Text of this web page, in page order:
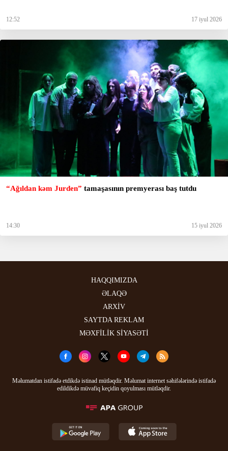
12:52 17 iyul 2026
“Ağıldan kəm Jurden” tamaşasının premyerası baş tutdu
14:30 15 iyul 2026
HAQQIMIZDA
ƏLAQƏ
ARXİV
SAYTDA REKLAM
MƏXFİLİK SİYASƏTİ
Məlumatdan istifadə etdikdə istinad mütləqdir. Məlumat internet səhifələrində istifadə
edildikdə müvafiq keçidin qoyulması mütləqdir.